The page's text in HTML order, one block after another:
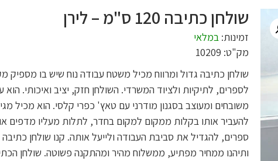
שולחן כתיבה 120 ס"מ – לירן
זמינות: במלאי
מק"ט: 10209
שולחן כתיבה גדול ומרווח מכיל משטח עבודה נוח שיש בו מספיק
לספרים, לתיקיות ולציוד המשרדי. השולחן חזק, יציב ואיכותי. הוא
משובחים ומעוצב בסגנון מודרני עם טאץ' כפרי קלסי. הוא מכיל
להעביר אותו בקלות ממקום למקום בחדר, לתלות מעליו מדפים או
ספרים, להגדיל את סביבת העבודה ולייעל אותה. קנו שולחן כתיבה
ותיהנו ממחיר מפתיע, ממשלוח מהיר ומהתקנה פשוטה. שולחן